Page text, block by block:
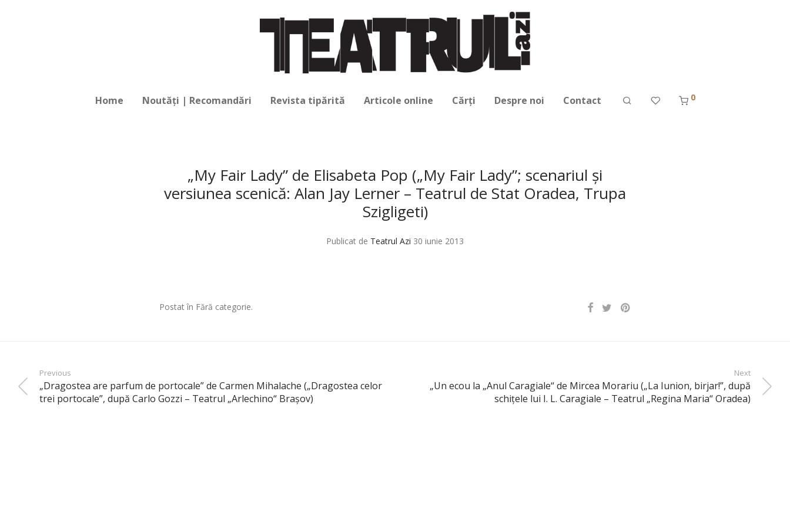
Home Noutăți | Recomandări Revista tipărită Articole online Cărți Despre noi Contact 0
„My Fair Lady” de Elisabeta Pop („My Fair Lady”; scenariul şi
versiunea scenică: Alan Jay Lerner – Teatrul de Stat Oradea, Trupa
Szigligeti)
Publicat de Teatrul Azi 30 iunie 2013
Postat în Fără categorie.
Previous
„Dragostea are parfum de portocale” de Carmen Mihalache („Dragostea celor
trei portocale”, după Carlo Gozzi – Teatrul „Arlechino“ Brașov)
Next
„Un ecou la „Anul Caragiale“ de Mircea Morariu („La Iunion, birjar!”, după
schiţele lui I. L. Caragiale – Teatrul „Regina Maria“ Oradea)